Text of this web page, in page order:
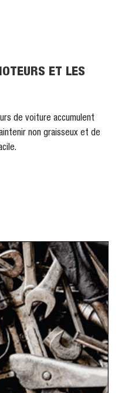
ET LES
de voiture accumulent
non graisseux et de